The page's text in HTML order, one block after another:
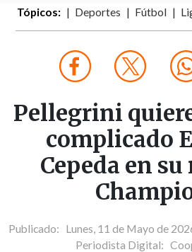
Tópicos: Deportes Fútbol
Pellegrini
complicado
Cepeda en
Publicado: Lunes, 11 de Mayo de
Periodista Digital: